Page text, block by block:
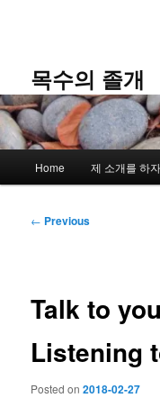
content목수의 졸개
Home 제 소개를 하
Post
← Previous
Talk to
Listening
Posted on2018-02-27